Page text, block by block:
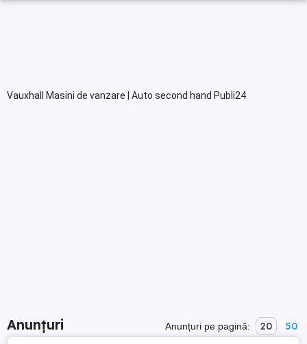
Vauxhall Masini de vanzare | Auto second hand Publi24
Anunțuri Anunțuri pe pagină: 20 50